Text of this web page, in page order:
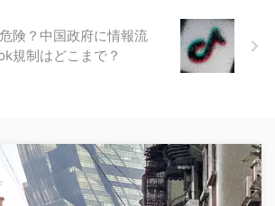
険？中国政府に情報流
規制はどこまで？